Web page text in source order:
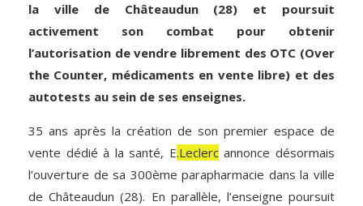
la ville de Châteaudun (28) et poursuit
activement son combat pour obtenir
l’autorisation de vendre librement des OTC (Over
the Counter, médicaments en vente libre) et des
autotests au sein de ses enseignes.
35 ans après la création de son premier espace de
vente dédié à la santé, E.Leclercannonce désormais
l’ouverture de sa 300ème parapharmacie dans la ville
de Châteaudun (28). En parallèle, l’enseigne poursuit